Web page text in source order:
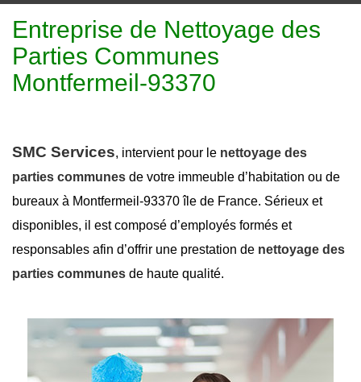
Entreprise de Nettoyage des
Parties Communes
Montfermeil-93370
SMC Services, intervient pour le nettoyage des
parties communes de votre immeuble d’habitation ou de
bureaux à Montfermeil-93370 île de France. Sérieux et
disponibles, il est composé d’employés formés et
responsables afin d’offrir une prestation de nettoyage des
parties communes de haute qualité.